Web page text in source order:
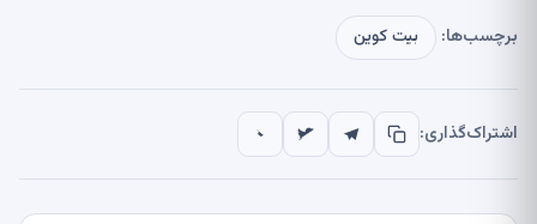
برچسب‌ها: بیت کوین
اشتراک‌گذاری: